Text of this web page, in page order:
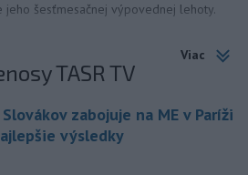
jeho šesťmesačnej výpovednej lehoty.
Viac
TASR TV
zabojuje na ME v Paríži
výsledky